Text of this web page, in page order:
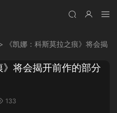
《凯娜：科斯莫拉之痕》将会揭
》将会揭开前作的部分
133